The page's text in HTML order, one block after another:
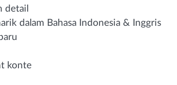
detail
dalam Bahasa Indonesia & Inggris
konte